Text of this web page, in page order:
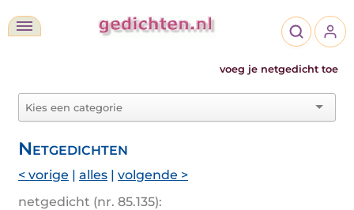
voeg je netgedicht toe
Netgedichten
< vorige | alles | volgende >
netgedicht (nr. 85.135):